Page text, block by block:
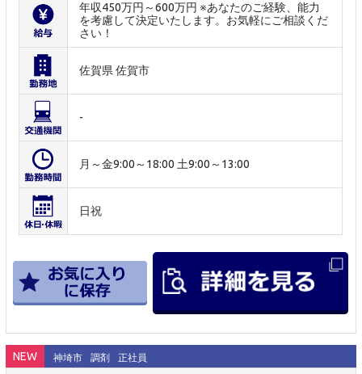
年収450万円～600万円 ※あなたのご経験、能力
を考慮して決定いたします。お気軽にご相談くだ
さい！
佐賀県 佐賀市
-
月～金9:00～18:00 土9:00～13:00
日祝
NEW 神埼市 調剤 正社員